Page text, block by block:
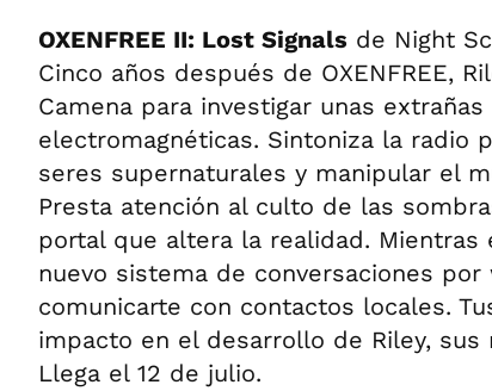
OXENFREE II: Lost Signals de Night
Cinco años después de OXENFREE,
Camena para investigar unas extrañas
electromagnéticas. Sintoniza la radio
seres supernaturales y manipular el
Presta atención al culto de las
portal que altera la realidad. Mientras
nuevo sistema de conversaciones
comunicarte con contactos locales.
impacto en el desarrollo de Riley, sus
Llega el 12 de julio.